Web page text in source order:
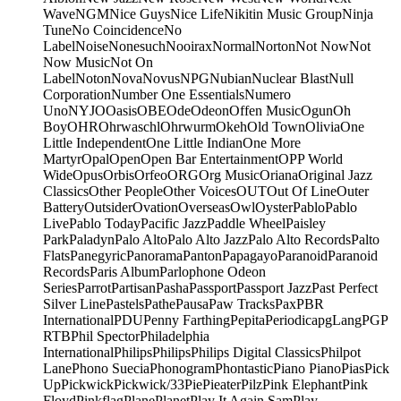
WaveNGMNice GuysNice LifeNikitin Music GroupNinja
TuneNo CoincidenceNo
LabelNoiseNonesuchNooiraxNormalNortonNot NowNot
Now MusicNot On
LabelNotonNovaNovusNPGNubianNuclear BlastNull
CorporationNumber One EssentialsNumero
UnoNYJOOasisOBEOdeOdeonOffen MusicOgunOh
BoyOHROhrwaschlOhrwurmOkehOld TownOliviaOne
Little IndependentOne Little IndianOne More
MartyrOpalOpenOpen Bar EntertainmentOPP World
WideOpusOrbisOrfeoORGOrg MusicOrianaOriginal Jazz
ClassicsOther PeopleOther VoicesOUTOut Of LineOuter
BatteryOutsiderOvationOverseasOwlOysterPabloPablo
LivePablo TodayPacific JazzPaddle WheelPaisley
ParkPaladynPalo AltoPalo Alto JazzPalo Alto RecordsPalto
FlatsPanegyricPanoramaPantonPapagayoParanoidParanoid
RecordsParis AlbumParlophone Odeon
SeriesParrotPartisanPashaPassportPassport JazzPast Perfect
Silver LinePastelsPathePausaPaw TracksPaxPBR
InternationalPDUPenny FarthingPepitaPeriodicapgLangPGP
RTBPhil SpectorPhiladelphia
InternationalPhilipsPhilipsPhilips Digital ClassicsPhilpot
LanePhono SueciaPhonogramPhontasticPiano PianoPiasPick
UpPickwickPickwick/33PiePieaterPilzPink ElephantPink